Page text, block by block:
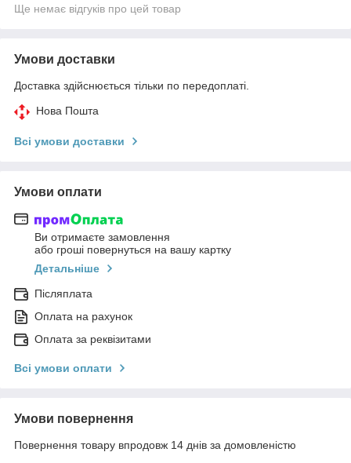
Ще немає відгуків про цей товар
Умови доставки
Доставка здійснюється тільки по передоплаті.
Нова Пошта
Всі умови доставки
Умови оплати
Ви отримаєте замовлення
або гроші повернуться на вашу картку
Детальніше
Післяплата
Оплата на рахунок
Оплата за реквізитами
Всі умови оплати
Умови повернення
Повернення товару впродовж 14 днів за домовленістю